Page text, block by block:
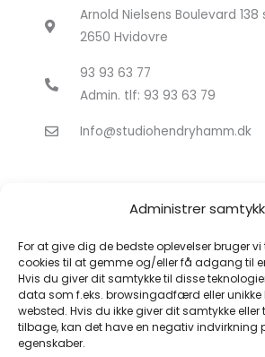
Administrer
For at give dig de bedste oplevelser bruger
cookies til at gemme og/eller få adgang til
Hvis du giver dit samtykke til disse
data som f.eks. browsingadfærd eller unikke
websted. Hvis du ikke giver dit samtykke
tilbage, kan det have en negativ indvirkning
egenskaber.
Arnold Nielsens Boulevard 138
2650 Hvidovre
93 93 63 77
Admin. tlf: 93 93 63 79
Info@studiohendryhamm.dk
Klik for at acceptere
cookies og aktivere dette